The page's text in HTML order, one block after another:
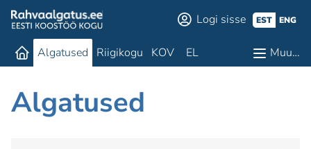
Logi sisse EST ENG
Algatused Riigikogu KOV EL Muu…
Algatused